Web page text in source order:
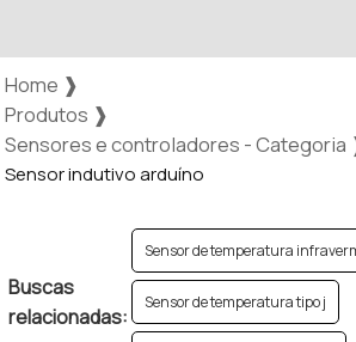
Home ❱
Produtos ❱
Sensores e controladores - Categoria
Sensor indutivo arduíno
Buscas
relacionadas:
Sensor de temperatura
Sensor de temperatura tipo j